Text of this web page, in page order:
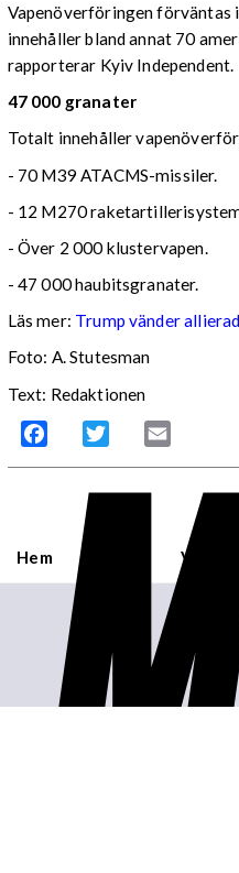
Vapenöverföringen förväntas
innehåller bland annat 70
rapporterar Kyiv Independent.
47 000 granater
Totalt innehåller
- 70 M39 ATACMS-missiler.
- 12 M270
- Över 2 000 klustervapen.
- 47 000 haubitsgranater.
Läs mer: Trump vänder
Foto: A. Stutesman
Text: Redaktionen
Facebook Twitter
Hem Världen